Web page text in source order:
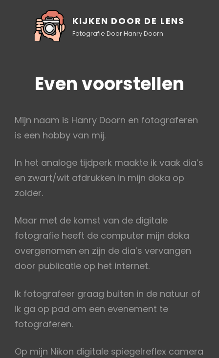
KIJKEN DOOR DE LENS
Fotografie Door Hanry Doorn
Even voorstellen
Mijn naam is Hanry Doorn en fotograferen
is een hobby van mij.
In het analoge tijdperk maakte ik vaak dia’s
en zwart/wit afdrukken in mijn doka op
zolder.
Maar met de komst van de digitale
fotografie heeft de computer mijn doka
overgenomen en zijn de dia’s vervangen
door publicatie op het internet.
Ik fotografeer graag buiten in de natuur of
ik ga op pad om een evenement te
fotograferen.
Op mijn Nikon digitale spiegelreflex camera